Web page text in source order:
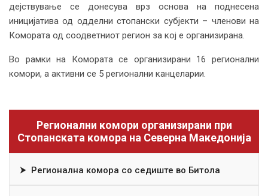
дејствување се донесува врз основа на поднесена
иницијатива од одделни стопански субјекти – членови на
Комората од соодветниот регион за кој е организирана.
Во рамки на Комората се организирани 16 регионални
комори, а активни се 5 регионални канцеларии.
Регионални комори организирани при
Стопанската комора на Северна Македонија
⮞ Регионална комора со седиште во Битола